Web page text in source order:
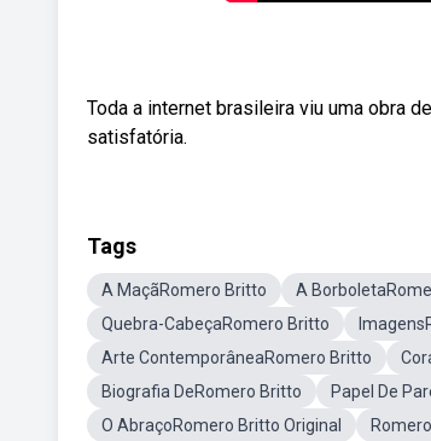
Toda a internet brasileira viu uma obra
satisfatória.
Tags
A MaçãRomero Britto A
Quebra-CabeçaRomero Britto
Arte ContemporâneaRomero Britto
Biografia DeRomero Britto
Papel De
O AbraçoRomero Britto Original